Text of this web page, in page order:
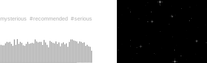
mysterious recommended serious